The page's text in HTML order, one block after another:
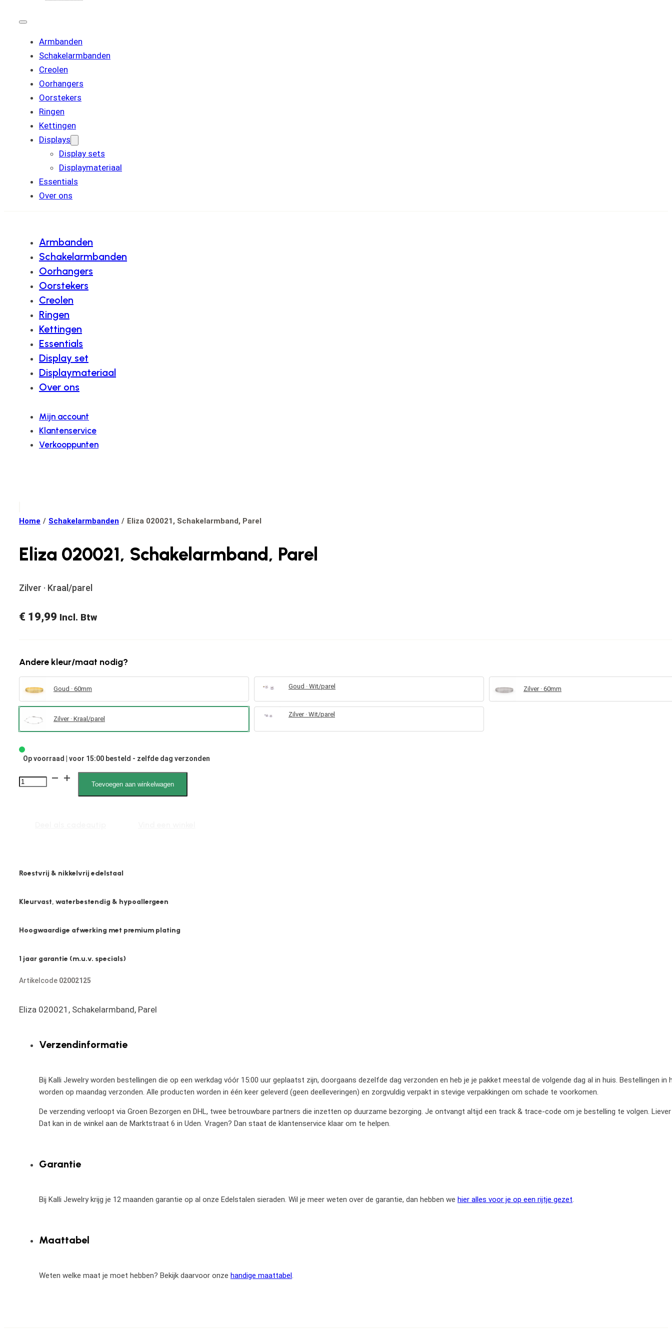
Armbanden
Schakelarmbanden
Creolen
Oorhangers
Oorstekers
Ringen
Kettingen
Displays
Display sets
Displaymateriaal
Essentials
Over ons
Armbanden
Schakelarmbanden
Oorhangers
Oorstekers
Creolen
Ringen
Kettingen
Essentials
Display set
Displaymateriaal
Over ons
Mijn account
Klantenservice
Verkooppunten
Home / Schakelarmbanden / Eliza 020021, Schakelarmband, Parel
Eliza 020021, Schakelarmband, Parel
Zilver · Kraal/parel
€ 19,99 Incl. Btw
Andere kleur/maat nodig?
Goud · 60mm Goud · Wit/parel Zilver · 60mm
Zilver · Kraal/parel
Zilver · Wit/parel
Op voorraad | voor 15:00 besteld - zelfde dag verzonden
Eliza
Toevoegen aan winkelwagen
Roestvrij & nikkelvrij edelstaal
Kleurvast, waterbestendig & hypoallergeen
Hoogwaardige afwerking met premium plating
1 jaar garantie (m.u.v. specials)
Artikelcode 02002125
Eliza 020021, Schakelarmband, Parel
Verzendinformatie
Bij Kalli Jewelry worden bestellingen die op een werkdag vóór 15:00 uur geplaatst zijn, doorgaans dezelfde dag verzonden en heb je je pakket meestal de volgende dag al in huis. Bestellingen in
worden op maandag verzonden. Alle producten worden in één keer geleverd (geen deelleveringen) en zorgvuldig verpakt in stevige verpakkingen om schade te voorkomen.
De verzending verloopt via Groen Bezorgen en DHL, twee betrouwbare partners die inzetten op duurzame bezorging. Je ontvangt altijd een track & trace-code om je bestelling te volgen.
Dat kan in de winkel aan de Marktstraat 6 in Uden. Vragen? Dan staat de klantenservice klaar om te helpen.
Garantie
Bij Kalli Jewelry krijg je 12 maanden garantie op al onze Edelstalen sieraden. Wil je meer weten over de garantie, dan hebben we hier alles voor je op een rijtje gezet.
Maattabel
Weten welke maat je moet hebben? Bekijk daarvoor onze handige maattabel.